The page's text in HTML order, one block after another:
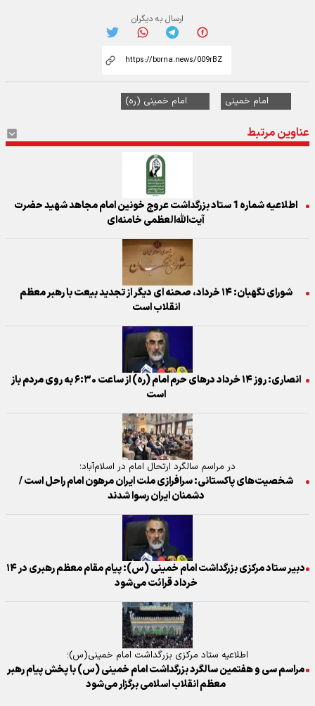
ارسال به دیگران
امام خمینی امام خمینی (ره)
عناوین مرتبط
اطلاعیه شماره 1 ستاد بزرگداشت عروج خونین امام مجاهد شهید حضرت
آیت‌الله‌العظمی خامنه‌ای‌
شورای نگهبان: ۱۴ خرداد، صحنه ای دیگر از تجدید بیعت با رهبر معظم
انقلاب است
انصاری: روز ۱۴ خرداد درهای حرم امام (ره) از ساعت ۶:۳۰ به روی مردم باز
است
در مراسم سالگرد ارتحال امام در اسلام‌آباد؛
شخصیت‌های پاکستانی: سرافرازی ملت ایران مرهون امام راحل است /
دشمنان ایران رسوا شدند
دبیر ستاد مرکزی بزرگداشت امام خمینی (س): پیام مقام معظم رهبری در ۱۴
خرداد قرائت می‌شود
اطلاعیه ستاد مرکزی بزرگداشت امام خمینی(س)؛
مراسم سی و هفتمین سالگرد بزرگداشت امام خمینی (س) با پخش پیام رهبر
معظم انقلاب اسلامی برگزار می‌شود